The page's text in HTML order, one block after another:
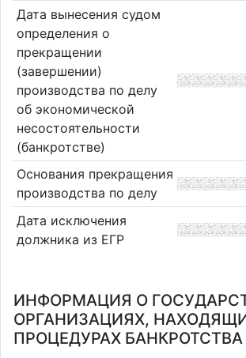
Дата вынесения судом
определения о
прекращении
(завершении)
производства по делу
об экономической
несостоятельности
(банкротстве)
Основания прекращения
производства по делу
Дата исключения
должника из ЕГР
ИНФОРМАЦИЯ О
ОРГАНИЗАЦИЯХ,
ПРОЦЕДУРАХ БАНКРОТСТВА